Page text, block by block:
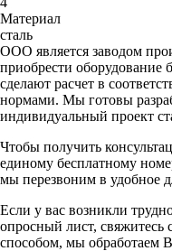
Материал
сталь
ООО является заводом
приобрести
сделают расчет в
нормами. Мы готовы
индивидуальный проект
Чтобы получить
единому бесплатному
мы перезвоним в удобное
Если у вас возникли
опросный лист,
способом, мы обработаем